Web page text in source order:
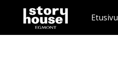
Etusivu